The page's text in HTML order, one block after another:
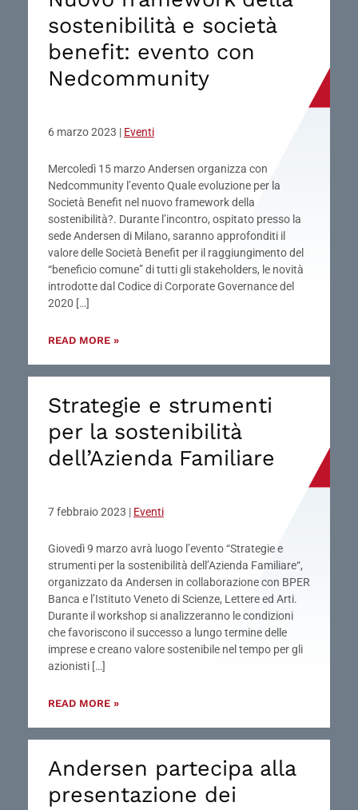
sostenibilità e società
benefit: evento con
Nedcommunity
6 marzo 2023 | Eventi
Mercoledì 15 marzo Andersen organizza con
Nedcommunity l’evento Quale evoluzione per la
Società Benefit nel nuovo framework della
sostenibilità?. Durante l’incontro, ospitato presso la
sede Andersen di Milano, saranno approfonditi il
valore delle Società Benefit per il raggiungimento del
“beneficio comune” di tutti gli stakeholders, le novità
introdotte dal Codice di Corporate Governance del
2020 […]
READ MORE »
Strategie e strumenti
per la sostenibilità
dell’Azienda Familiare
7 febbraio 2023 | Eventi
Giovedì 9 marzo avrà luogo l’evento “Strategie e
strumenti per la sostenibilità dell’Azienda Familiare“,
organizzato da Andersen in collaborazione con BPER
Banca e l’Istituto Veneto di Scienze, Lettere ed Arti.
Durante il workshop si analizzeranno le condizioni
che favoriscono il successo a lungo termine delle
imprese e creano valore sostenibile nel tempo per gli
azionisti […]
READ MORE »
Andersen partecipa alla
presentazione dei